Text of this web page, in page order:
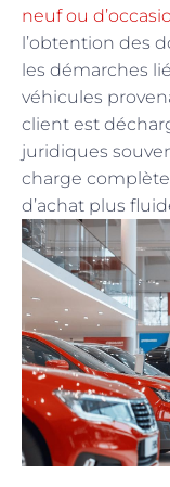
neuf ou
l’obtention des
les démarches
véhicules
client est
juridiques
charge
d’achat plus